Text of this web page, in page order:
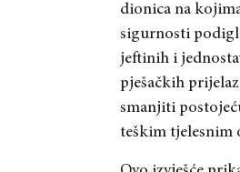
dionica na
sigurnosti
jeftinih i
pješačkih
smanjiti posto
teškim tjelesnim